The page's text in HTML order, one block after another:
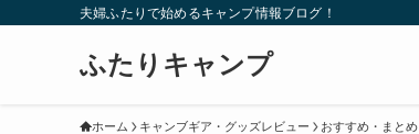
夫婦ふたりで始めるキャンプ情報ブログ！
ふたりキャンプ
ホーム キャンブギア・グッズレビュー おすすめ・まとめ